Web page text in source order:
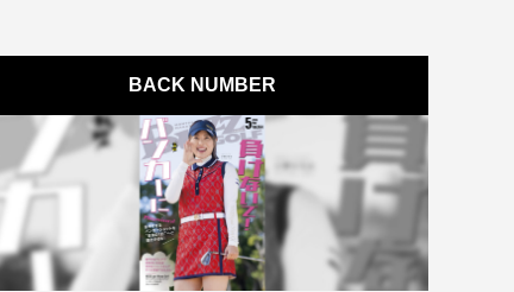
BACK NUMBER